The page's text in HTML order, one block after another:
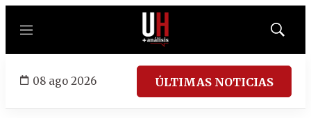
Menú
Mostrar
08 ago 2026 ÚLTIMAS NOTICIAS